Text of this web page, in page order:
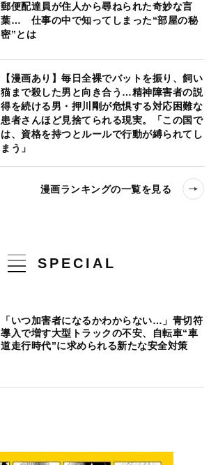
郵便配達員が住人から尋ねられた奇妙な言
葉… 仕事の中で知ってしまった“部屋の秘
密”とは
【漫画あり】毎日全裸でバットを振り、飼い
猫まで殺した男と向き合う…精神障害者の説
得を続ける男・押川剛が危惧する対応困難な
患者さんほど見捨てられる現実。「この国で
は、資格を持つとルールで行動が縛られてし
まう」
漫画ランキングの一覧を見る
SPECIAL
「いつ加害者になるかわからない…」青切符
導入で増す大型トラックの不安、自転車“車
道走行時代”に求められる新たな安全対策